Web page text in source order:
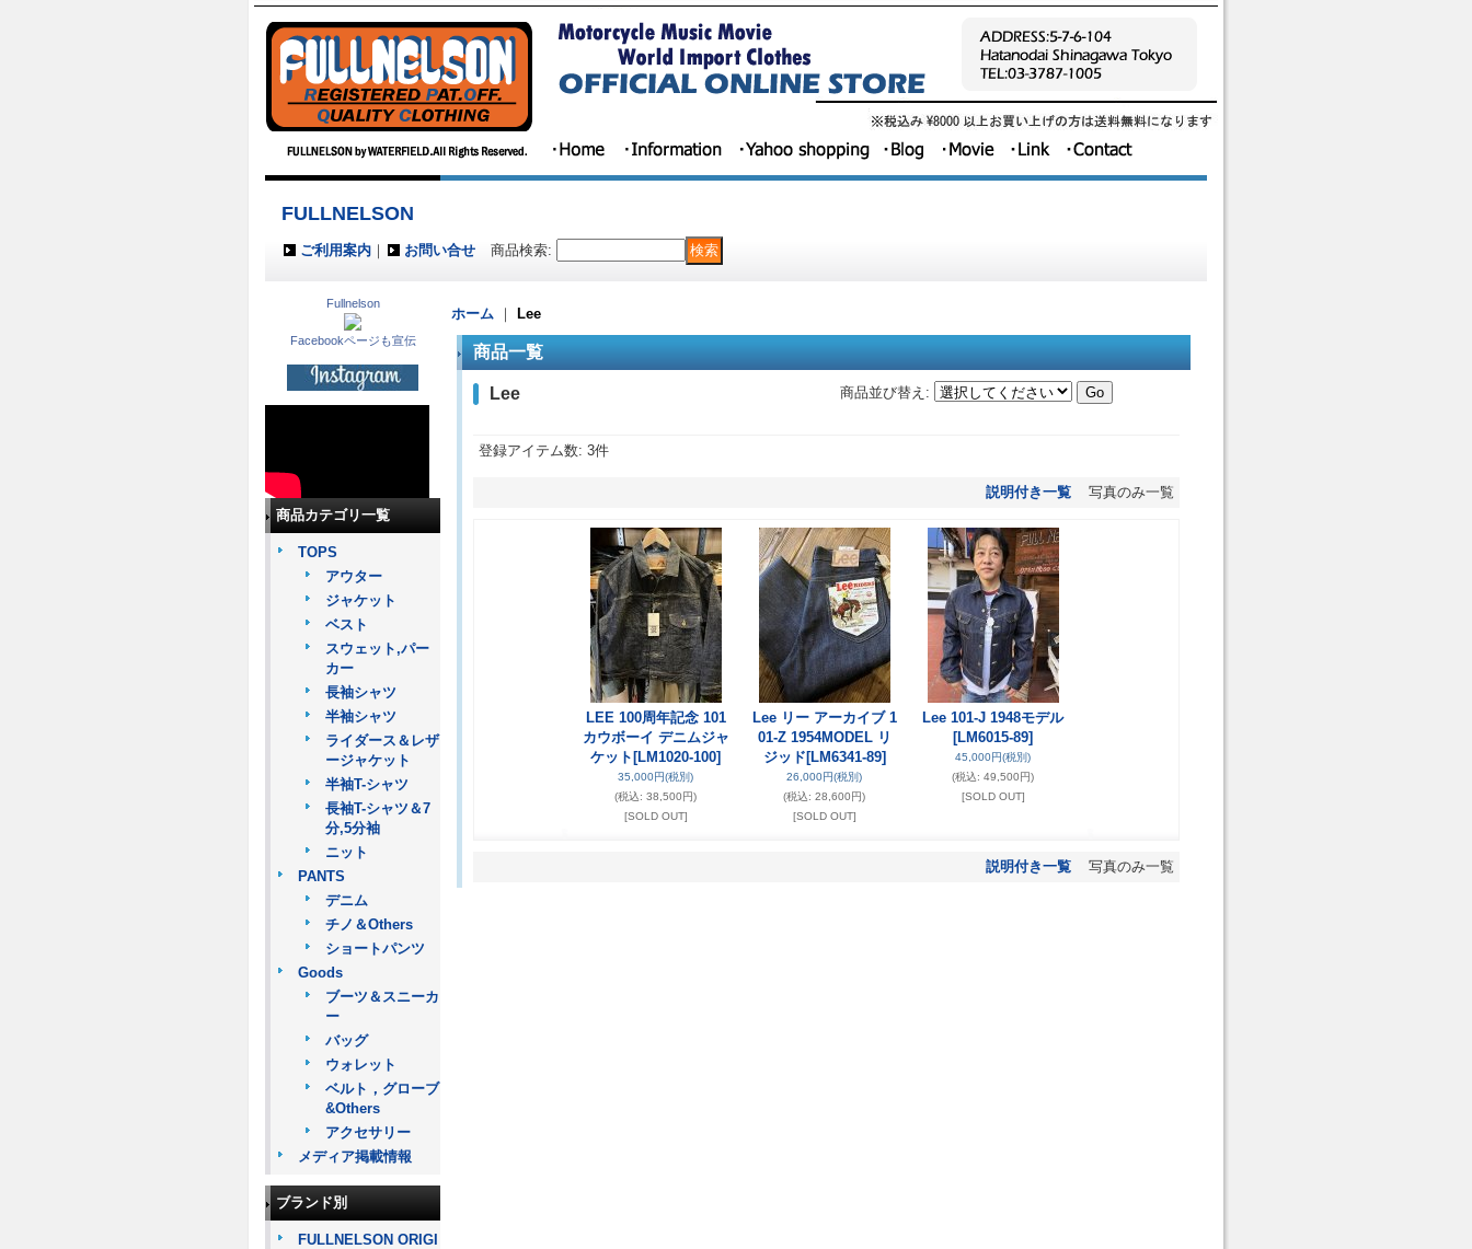
FULLNELSON
ご利用案内 ｜ お問い合せ 商品検索:
Fullnelson
Facebookページも宣伝
商品カテゴリ一覧
TOPS
アウター
ジャケット
ベスト
スウェット,パー
カー
長袖シャツ
半袖シャツ
ライダース＆レザ
ージャケット
半袖T-シャツ
長袖T-シャツ＆7
分,5分袖
ニット
PANTS
デニム
チノ＆Others
ショートパンツ
Goods
ブーツ＆スニーカ
ー
バッグ
ウォレット
ベルト，グローブ
&Others
アクセサリー
メディア掲載情報
ブランド別
FULLNELSON ORIGI
ホーム ｜ Lee
商品一覧
Lee 商品並び替え :
登録アイテム数: 3件
説明付き一覧 写真のみ一覧
LEE 100周年記念 101
カウボーイ デニムジャ
ケット [LM1020-100]
35,000円(税別)
(税込: 38,500円)
[SOLD OUT]
Lee リー アーカイブ 1
01-Z 1954MODEL リ
ジッド [LM6341-89]
26,000円(税別)
(税込: 28,600円)
[SOLD OUT]
Lee 101-J 1948モデル
[LM6015-89]
45,000円(税別)
(税込: 49,500円)
[SOLD OUT]
説明付き一覧 写真のみ一覧